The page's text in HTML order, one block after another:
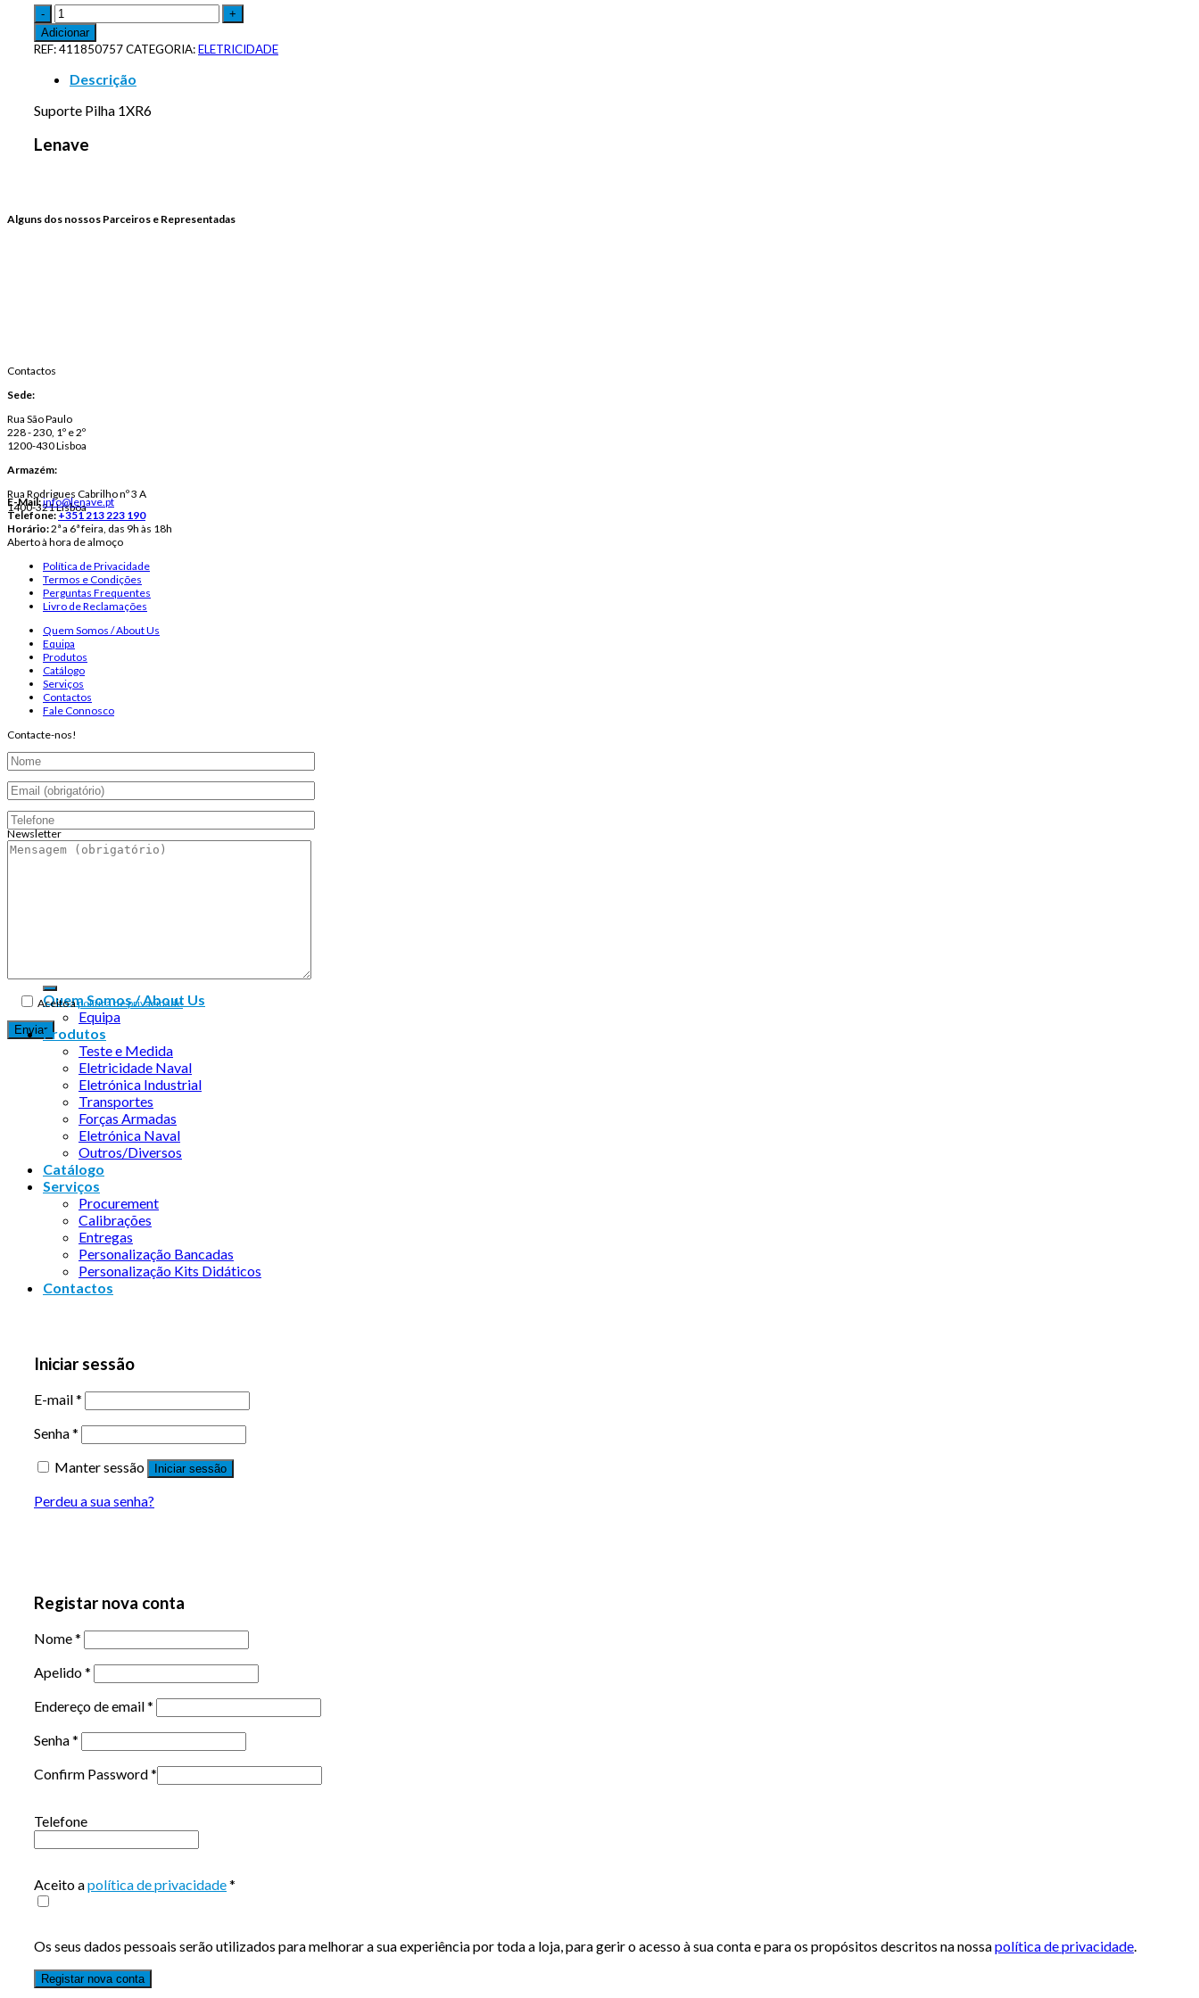
Adicionar
REF:411850757CATEGORIA:ELETRICIDADE
Descrição
Suporte Pilha 1XR6
Lenave
Alguns dos nossos Parceiros e Representadas
Contactos
Sede:
Rua São Paulo
228 - 230, 1º e 2º
1200-430 Lisboa
Armazém:
Rua Rodrigues Cabrilho nº 3 A
1400-321 Lisboa
E-Mail:info@lenave.pt
Telefone:+351 213 223 190
Horário:2ª a 6ª feira, das 9h às 18h
Aberto à hora de almoço
Política de Privacidade
Termos e Condições
Perguntas Frequentes
Livro de Reclamações
Quem Somos / About Us
Equipa
Produtos
Catálogo
Serviços
Contactos
Fale Connosco
Contacte-nos!
Aceito apolítica de privacidade
Newsletter
Endereço de email:
Quem Somos / About Us
Equipa
Produtos
Teste e Medida
Eletricidade Naval
Eletrónica Industrial
Transportes
Forças Armadas
Eletrónica Naval
Outros/Diversos
Catálogo
Serviços
Procurement
Calibrações
Entregas
Personalização Bancadas
Personalização Kits Didáticos
Contactos
Iniciar sessão
E-mail*
Senha*
Manter sessão
Iniciar sessão
Perdeu a sua senha?
Registar nova conta
Nome*
Apelido*
Endereço de email*
Senha*
Confirm Password*
Telefone
Aceito apolítica de privacidade*
Os seus dados pessoais serão utilizados para melhorar a sua experiência por toda a loja, para gerir o acesso à sua conta e para os propósitos descritos na nossapolítica de privacidade.
Registar nova conta